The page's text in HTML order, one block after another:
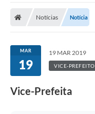
Notícias Notícia
MAR
19
19 MAR 2019
VICE-PREFEITO
Vice-Prefeita